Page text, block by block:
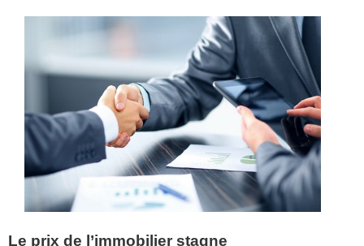
Le prix de l’immobilier stagne